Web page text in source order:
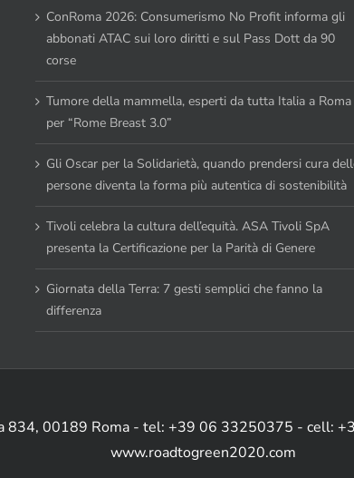
ConRoma 2026: Consumerismo No Profit informa gli
abbonati ATAC sui loro diritti e sul Pass Dott da 90
corse
Tumore della mammella, esperti da tutta Italia a Roma
per “Rome Breast 3.0”
Gli Oscar per la Solidarietà, quando prendersi cura
persone diventa la forma più autentica di sostenibilità
Tivoli celebra la cultura dell’equità. ASA Tivoli SpA
presenta la Certificazione per la Parità di Genere
Giornata della Terra: 7 gesti semplici che fanno la
differenza
834, 00189 Roma - tel: +39 06 33250375 - cell:
www.roadtogreen2020.com